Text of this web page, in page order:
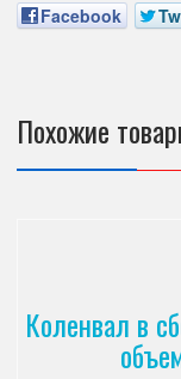
Facebook
Похожие
Коленвал в